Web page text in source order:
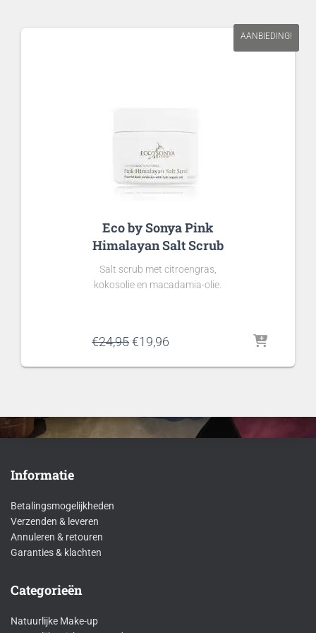
AANBIEDING!
Eco by Sonya Pink
Himalayan Salt Scrub
Salt scrub met citroengras,
kokosolie en macadamia-olie.
€24,95Oorspronkelijke
was:
€19,96
is:
Informatie
Betalingsmogelijkheden
Verzenden & leveren
Annuleren & retouren
Garanties & klachten
Categorieën
Natuurlijke Make-up